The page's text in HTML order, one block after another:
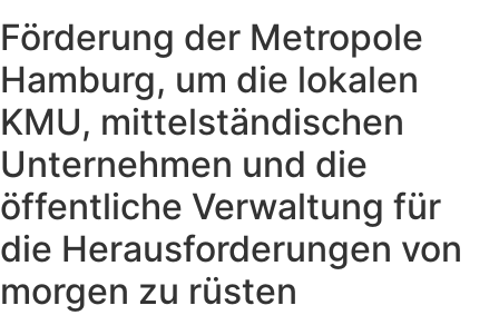
Förderung der Metropole
Hamburg, um die lokalen
KMU, mittelständischen
Unternehmen und die
öffentliche Verwaltung für
die Herausforderungen von
morgen zu rüsten